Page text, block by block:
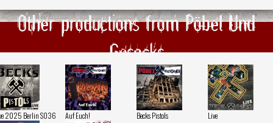
Other productions from Pöbel Und
Gesocks
2025 Berlin SO36 Auf Euch! Becks Pistols Live